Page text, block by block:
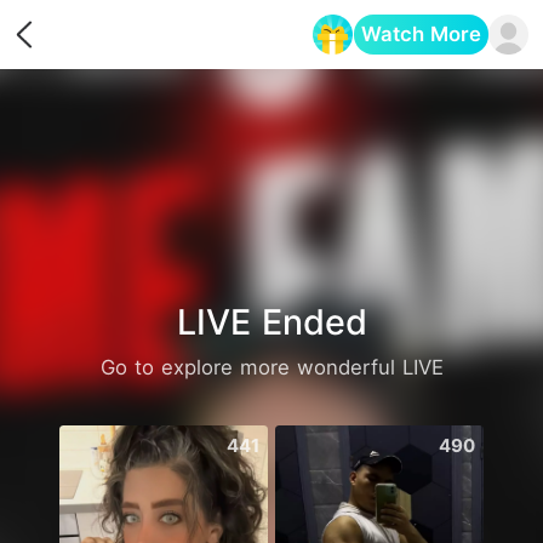
Watch More
LIVE Ended
Go to explore more wonderful LIVE
441 490